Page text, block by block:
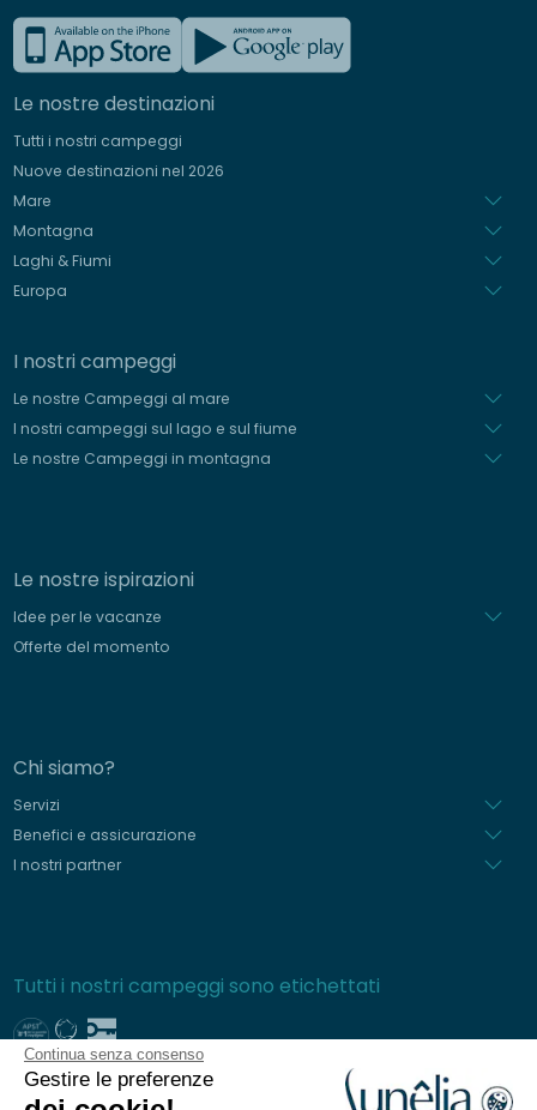
Continua senza consenso
Gestire le preferenze
Francese
Inglese
Tedesco
Spagnolo
Le nostre destinazioni
Tutti i nostri campeggi
Nuove destinazioni nel 2026
Mare
Montagna
Laghi & Fiumi
Europa
I nostri campeggi
Le nostre Campeggi al mare
I nostri campeggi sul lago e sul fiume
Le nostre Campeggi in montagna
Le nostre ispirazioni
Idee per le vacanze
Offerte del momento
Chi siamo?
Servizi
Benefici e assicurazione
I nostri partner
Tutti i nostri campeggi sono etichettati
Pagamenti sicuri